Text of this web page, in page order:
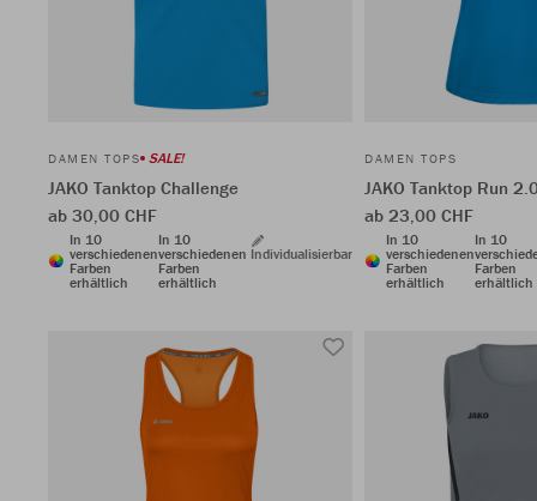
DAMEN TOPS SALE!
JAKO Tanktop Challenge
ab 30,00 CHF
In 10
verschiedenen
Farben
erhältlich
In 10
verschiedenen
Farben
erhältlich
Individualisierbar
DAMEN TOPS
JAKO Tanktop Run
ab 23,00 CHF
In 10
verschiedenen
Farben
erhältlich
In 10
Farben
erhältlich